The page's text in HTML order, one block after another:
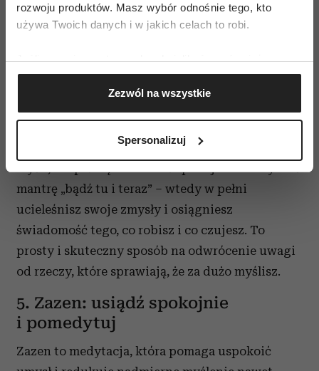
rozwoju produktów. Masz wybór odnośnie tego, kto
używa Twoich danych i w jakich celach to robi.
Jeśli wyrazisz na to zgodę, chcielibyśmy również:
Gromadzić dane dotyczące Twojej lokalizacji
geograficznej z dokładnością nawet do kilku metrów
Identyfikować Twoje urządzenie, aktywnie
(fingerprinting, czyli wirtualny odcisk palca)
dane są przetwarzane oraz ustaw własne preferencje w
zmienić lub wycofać swoją zgodę w dowolnej chwili.
Wykorzystujemy pliki cookie do spersonalizowania treści
i reklam, aby oferować funkcje społecznościowe i
korzystasz z naszej witryny, udostępniamy partnerom
społecznościowym, reklamowym i analitycznym.
otrzymanymi od Ciebie lub uzyskanymi podczas
Zezwól na wszystkie
Spersonalizuj
Shinrin-yoku – leśne kąpiele
wzmacniają odporność
4. Nenbutsu: powtarzaj mantrę
Wybierz frazę, w którą wierzysz, a następnie
powtarzaj ją sobie, aby odciągnąć negatywne
mantrę „bądź tu i teraz” – wtedy w pełni
ucieleśnisz swoje zmysły i osiągniesz
świadomość tego, co robisz i co czujesz. To
prosty i skuteczny sposób na odwrócenie uwagi
od rzeczy, które sprawiają, że za dużo myślisz.
5. Zazen: usiądź spokojnie
i pomedytuj
Zazen to medytacja, która pomaga uspokoić